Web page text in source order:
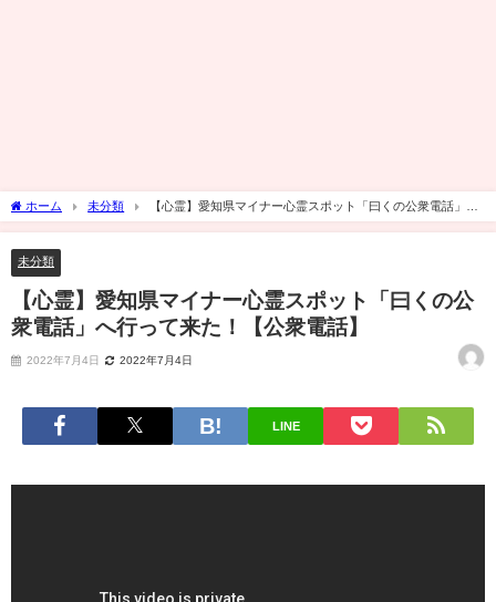
ホーム 未分類
【心霊】愛知県マイナー心霊スポット「曰くの公衆電話」へ
行って来た！【公衆電話】
未分類
【心霊】愛知県マイナー心霊スポット「曰くの公
衆電話」へ行って来た！【公衆電話】
2022年7月4日 2022年7月4日
LINE